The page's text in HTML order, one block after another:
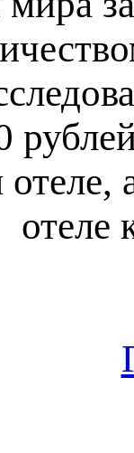
отеле